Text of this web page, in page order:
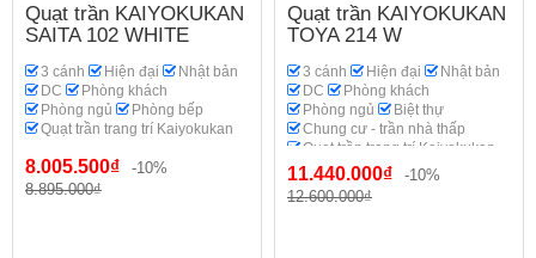
Quạt trần KAIYOKUKAN
SAITA 102 WHITE
3 cánh Hiện đại
Nhật bản
DC
Phòng khách
Phòng ngủ
Phòng bếp
Quạt trần trang trí Kaiyokukan
8.005.500₫
-10%
8.895.000₫
Quạt trần KAIYOKUKAN
TOYA 214 W
3 cánh Hiện đại
Nhật bản
DC
Phòng khách
Phòng ngủ
Biệt thự
Chung cư - trần nhà thấp
Quạt trần trang trí Kaiyokukan
11.440.000₫
-10%
12.600.000₫